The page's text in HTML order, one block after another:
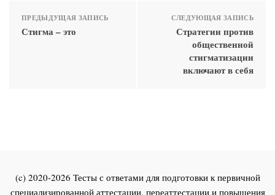
ПРЕДЫДУЩАЯ ЗАПИСЬ
Стигма – это
СЛЕДУЮЩАЯ ЗАПИСЬ
Стратегии против
общественной
стигматизации
включают в себя
(c) 2020-2026 Тесты с ответами для подготовки к первичной
специализированной аттестации, переаттестации и повышения